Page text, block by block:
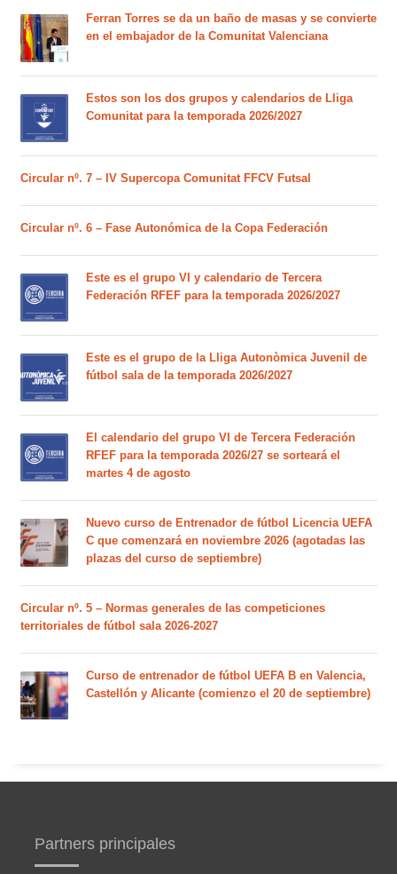
Ferran Torres se da un baño de masas y se convierte
en el embajador de la Comunitat Valenciana
Estos son los dos grupos y calendarios de Lliga
Comunitat para la temporada 2026/2027
Circular nº. 7 – IV Supercopa Comunitat FFCV Futsal
Circular nº. 6 – Fase Autonómica de la Copa Federación
Este es el grupo VI y calendario de Tercera
Federación RFEF para la temporada 2026/2027
Este es el grupo de la Lliga Autonòmica Juvenil de
fútbol sala de la temporada 2026/2027
El calendario del grupo VI de Tercera Federación
RFEF para la temporada 2026/27 se sorteará el
martes 4 de agosto
Nuevo curso de Entrenador de fútbol Licencia UEFA
C que comenzará en noviembre 2026 (agotadas las
plazas del curso de septiembre)
Circular nº. 5 – Normas generales de las competiciones
territoriales de fútbol sala 2026-2027
Curso de entrenador de fútbol UEFA B en Valencia,
Castellón y Alicante (comienzo el 20 de septiembre)
Partners principales